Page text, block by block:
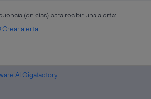
(en días) para recibir una alerta:
Crear alerta
AI Gigafactory